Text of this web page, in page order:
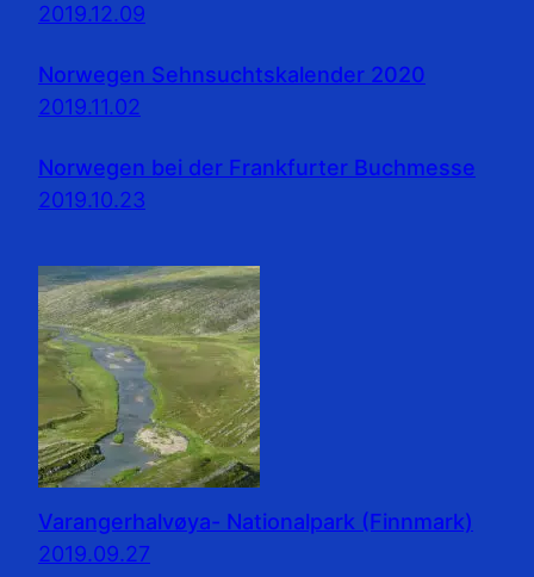
2019.12.09
Norwegen Sehnsuchtskalender 2020
2019.11.02
Norwegen bei der Frankfurter Buchmesse
2019.10.23
Varangerhalvøya- Nationalpark (Finnmark)
2019.09.27